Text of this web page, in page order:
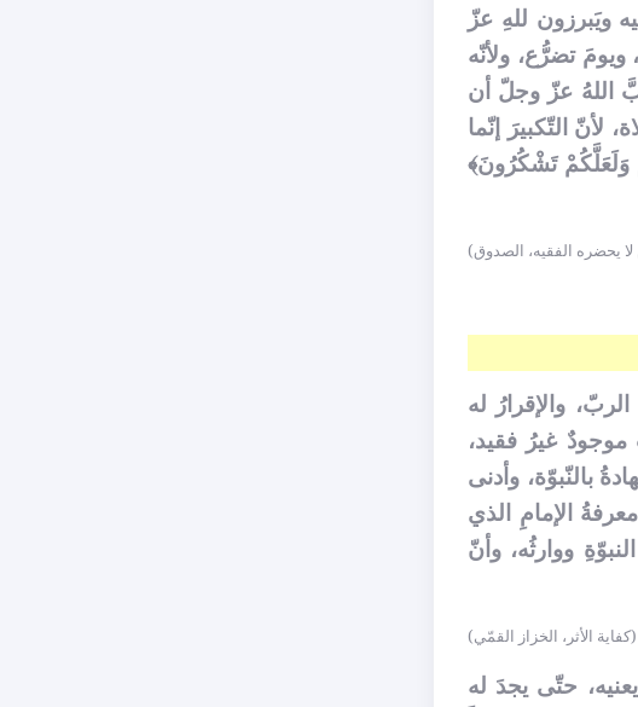
ويَبرزون للهِ عزّ
تضرُّع، ولأنّه
اللهُ عزّ وجلّ أن
التّكبيرَ إنّما
وَلَعَلَّكُمْ تَشْكُرُونَ﴾
يحضره الفقيه، الصدوق)
والإقرارُ له
موجودٌ غيرُ فقيد،
بالنّبوّة، وأدنى
الإمامِ الذي
ووارثُه، وأنّ
(كفاية الأثر، الخزاز القمّي)
حتّى يجدَ له